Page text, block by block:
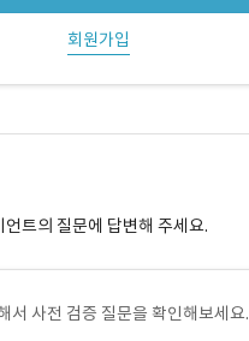
회원가입
트의 질문에 답변해 주세요.
서 사전 검증 질문을 확인해보세요.